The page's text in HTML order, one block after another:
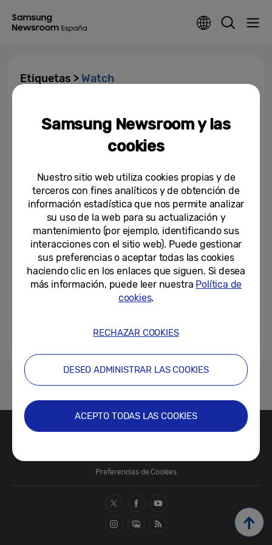
Etiquetas >Watch
Watch4 Classic: La experiencia
de los smartwatches se
renueva
[Editorial] Comienza una nueva
era de innovación en
smartwatches
18-05-2021
Samsung presenta los nuevos
Galaxy Watch3 y Galaxy Buds
Live
05-08-2020
1
Términos de Uso
Preferencias de Cookies
Samsung Newsroom y las
cookies
Nuestro sitio web utiliza cookies propias y de
terceros con fines analíticos y de obtención de
información estadística que nos permite analizar
su uso de la web para su actualización y
mantenimiento (por ejemplo, identificando sus
interacciones con el sitio web). Puede gestionar
sus preferencias o aceptar todas las cookies
haciendo clic en los enlaces que siguen. Si desea
más información, puede leer nuestra Política de
cookies.
RECHAZAR COOKIES
DESEO ADMINISTRAR LAS COOKIES
ACEPTO TODAS LAS COOKIES